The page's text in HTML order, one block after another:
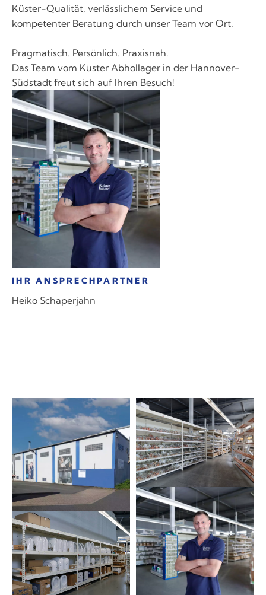
Küster-Qualität, verlässlichem Service und
kompetenter Beratung durch unser Team vor Ort.
Pragmatisch. Persönlich. Praxisnah.
Das Team vom Küster Abhollager in der Hannover-
Südstadt freut sich auf Ihren Besuch!
IHR ANSPRECHPARTNER
Heiko Schaperjahn